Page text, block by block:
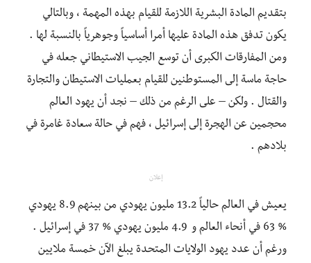
بتقديم المادة البشرية اللازمة للقيام بهذه المهمة ، وبالتالي
يكون تدفق هذه المادة عليها أمرا أساسياً وجوهرياً بالنسبة لها .
ومن المفارقات الكبرى أن توسع الجيب الاستيطاني جعله في
حاجة ماسة إلى المستوطنين للقيام بعمليات الاستيطان والتجارة
والقتال . ولكن – على الرغم من ذلك – نجد أن يهود العالم
محجمين عن الهجرة إلى إسرائيل ، فهم في حالة سعادة غامرة في
بلادهم .
إعلان
يعيش في العالم حالياً 13.2 مليون يهودي من بينهم 8.9 يهودي
% 63 في أنحاء العالم و 4.9 مليون يهودي % 37 في إسرائيل .
ورغم أن عدد يهود الولايات المتحدة يبلغ الآن خمسة ملايين